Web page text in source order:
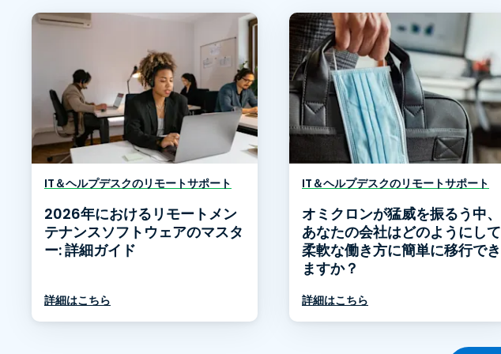
IT＆ヘルプデスクのリモートサポート
2026年におけるリモートメン
テナンスソフトウェアのマスタ
ー: 詳細ガイド
詳細はこちら
IT＆ヘルプデスクのリモートサポート
オミクロンが猛威を振るう中、
あなたの会社はどのようにして
柔軟な働き方に簡単に移行でき
ますか？
詳細はこちら